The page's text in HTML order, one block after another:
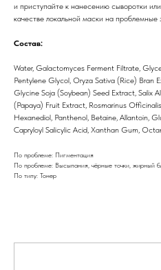
и приступайте к нанесению сыворотки
качестве локальной маски на проблемные
Состав:
Water, Galactomyces Ferment Filtrate,
Pentylene Glycol, Oryza Sativa (Rice) Bran
Glycine Soja (Soybean) Seed Extract, Salix
(Papaya) Fruit Extract, Rosmarinus
Hexanediol, Panthenol, Betaine, Allantoin,
Capryloyl Salicylic Acid, Xanthan Gum,
По проблеме: Пигментация
По проблеме: Высыпания, чёрные точки, жирный
По типу: Тонер